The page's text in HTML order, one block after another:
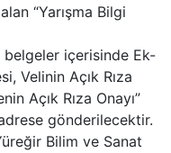
“Yarışma Bilgi
belgeler içerisinde Ek-
Velinin Açık Rıza
Açık Rıza Onayı”
gönderilecektir.
Bilim ve Sanat